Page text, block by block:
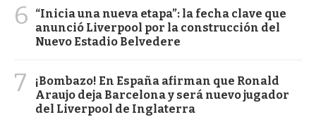
6
“Inicia una nueva etapa”: la fecha clave que
anunció Liverpool por la construcción del
Nuevo Estadio Belvedere
7
¡Bombazo! En España afirman que Ronald
Araujo deja Barcelona y será nuevo jugador
del Liverpool de Inglaterra